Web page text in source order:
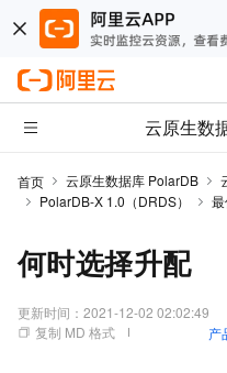
云原生数
首页 云原生数据库 PolarDB
PolarDB-X 1.0（DRDS）
何时选择升配
更新时间： 2021-12-02 02:02:49
复制 MD 格式
产